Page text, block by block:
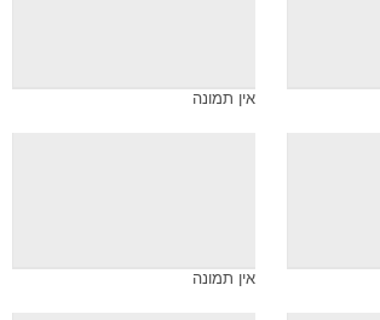
אין תמונה
אין תמונה